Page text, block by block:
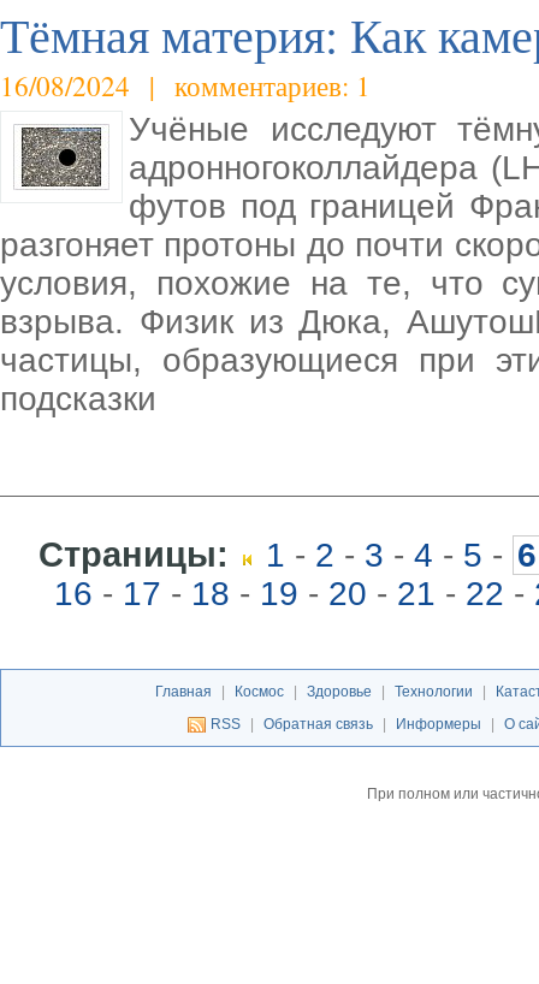
Тёмная материя: Как
16/08/2024 | комментариев: 1
Учёные исследуют
адронногоколлайдера
футов под границей
разгоняет протоны до почти
условия, похожие на те, что
взрыва. Физик из Дюка,
частицы, образующиеся при
подсказки
Страницы: 1 - 2 - 3 - 4 - 5 - 6
16 - 17 - 18 - 19 - 20 - 21 - 22 -
Главная Космос Здоровье Технологии
RSS
Обратная связь Информеры О
При полном или